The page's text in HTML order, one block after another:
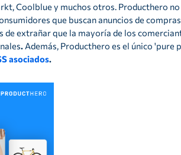
Coolblue y muchos otros. Producthero no
que buscan anuncios de
extrañar que la mayoría de los
. Además, Producthero es el único 'pure
asociados.